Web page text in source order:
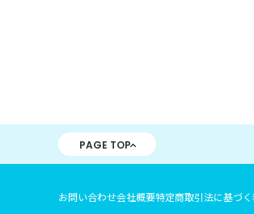
PAGE TOP
お問い合わせ会社概要特定商取引法に基づ